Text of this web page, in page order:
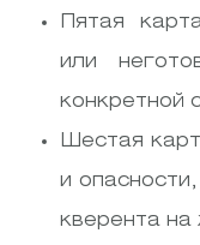
Пятая
или
конкретной
Шестая
и
кверента на